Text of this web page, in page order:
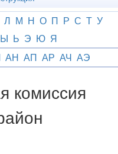
Л М Н О П Р С Т У
Ы Ь Э Ю Я
АН АП АР АЧ АЭ
комиссия